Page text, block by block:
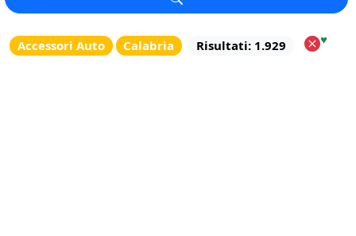
Accessori Auto Calabria Risultati: 1.929 ♥